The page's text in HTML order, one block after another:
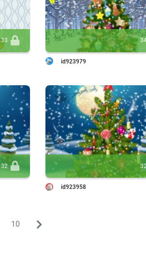
33
id923979
32
id923958
10
&rarr;